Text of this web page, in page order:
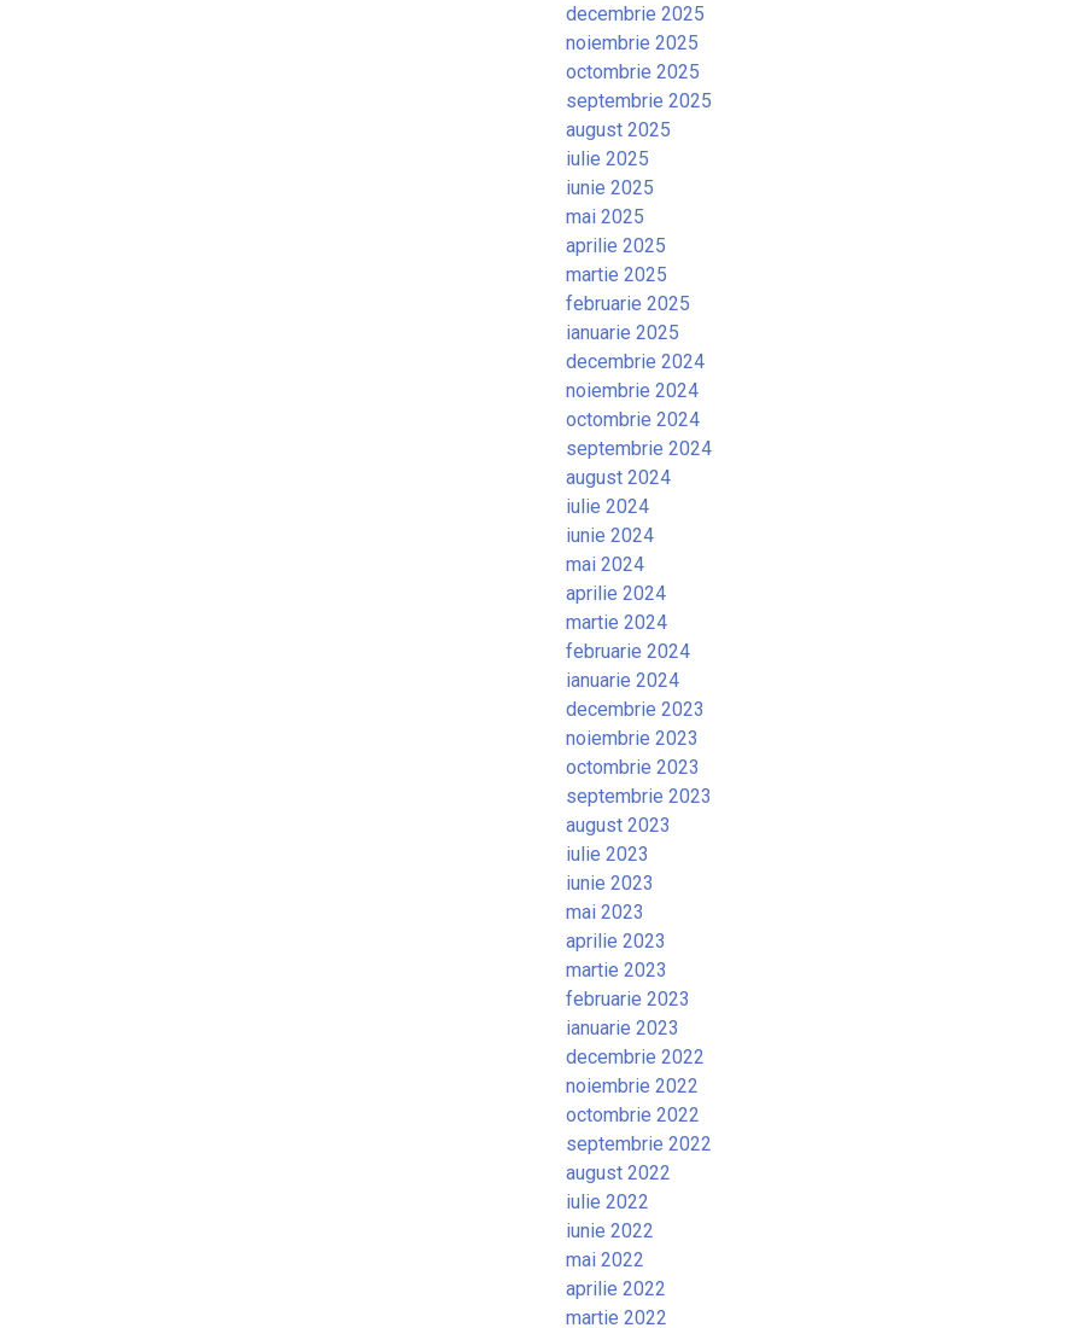
decembrie 2025
noiembrie 2025
octombrie 2025
septembrie 2025
august 2025
iulie 2025
iunie 2025
mai 2025
aprilie 2025
martie 2025
februarie 2025
ianuarie 2025
decembrie 2024
noiembrie 2024
octombrie 2024
septembrie 2024
august 2024
iulie 2024
iunie 2024
mai 2024
aprilie 2024
martie 2024
februarie 2024
ianuarie 2024
decembrie 2023
noiembrie 2023
octombrie 2023
septembrie 2023
august 2023
iulie 2023
iunie 2023
mai 2023
aprilie 2023
martie 2023
februarie 2023
ianuarie 2023
decembrie 2022
noiembrie 2022
octombrie 2022
septembrie 2022
august 2022
iulie 2022
iunie 2022
mai 2022
aprilie 2022
martie 2022